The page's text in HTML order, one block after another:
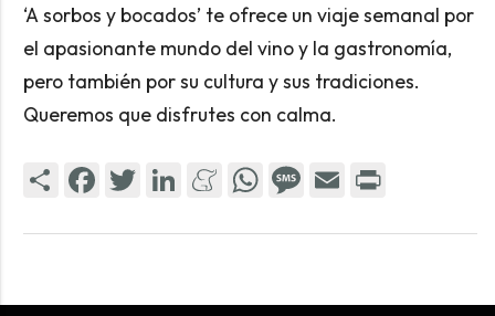
‘A sorbos y bocados’ te ofrece un viaje semanal por
el apasionante mundo del vino y la gastronomía,
pero también por su cultura y sus tradiciones.
Queremos que disfrutes con calma.